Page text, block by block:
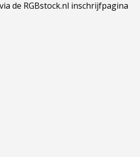
de RGBstock.nl inschrijfpagina